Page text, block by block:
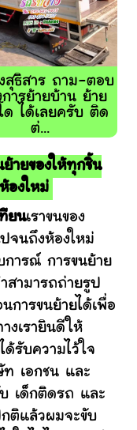
สุธิสาร ถาม-ตอบ
การย้ายบ้าน ย้าย
ด ได้เลยครับ ติด
ต่...
ายของให้ทุกชิ้น
องใหม่
ยนเราขนของ
จนถึงห้องใหม่
การณ์ การขนย้าย
สามารถถ่ายรูป
การขนย้ายได้เพื่อ
งเรายินดีให้
ด้รับความไว้ใจ
เอกชน และ
เด็กติดรถ และ
ติแล้วผมจะขับ